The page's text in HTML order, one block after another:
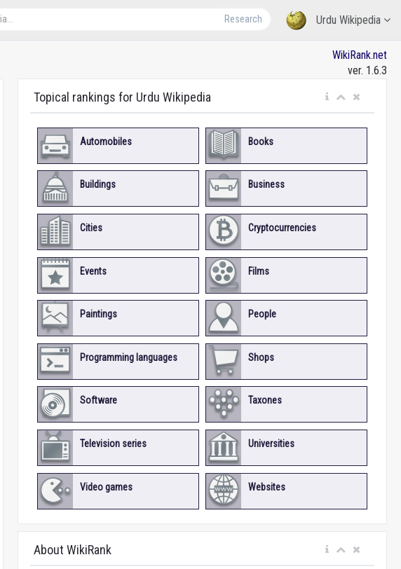
Urdu Wikipedia
Research
WikiRank.net
ver. 1.6.3
Topical rankings for Urdu Wikipedia
Automobiles Books
Buildings Business
Cities Cryptocurrencies
Events Films
Paintings People
Programming languages Shops
Software Taxones
Television series Universities
Video games Websites
About WikiRank